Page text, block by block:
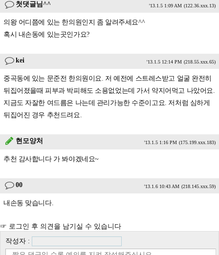
첫댓글님^^ '13.1.5 1:09 AM (122.36.xxx.13)
의왕 어디쯤에 있는 한의원인지 좀 알려주세요^^
혹시 내손동에 있는곳인가요?
kei '13.1.5 12:14 PM (218.55.xxx.65)
중곡동에 있는 문준전 한의원이요. 저 예전에 스트레스받고 얼굴 완전히
뒤집어졌을때 피부과 박피해도 소용없었는데 가서 약지어먹고 나았어요.
지금도 자잘한 여드름은 나는데 관리가능한 수준이고요. 저처럼 심하게
뒤집어진 경우 추천드려요.
현모양처 '13.1.5 1:16 PM (175.199.xxx.183)
추천 감사합니다 가 봐야겠네요~
00 '13.1.6 10:43 AM (218.145.xxx.59)
내손동 맞습니다.
☞ 로그인 후 의견을 남기실 수 있습니다
작성자 :